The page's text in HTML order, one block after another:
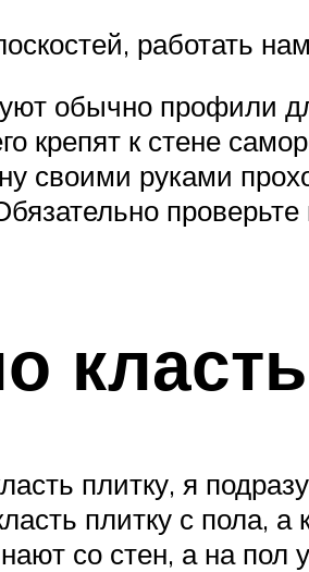
работать
обычно профили
крепят к стене
своими руками
плитку, я
плитку с пола, а
со стен, а на